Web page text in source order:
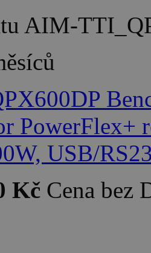
AIM-
Kč Cena bez